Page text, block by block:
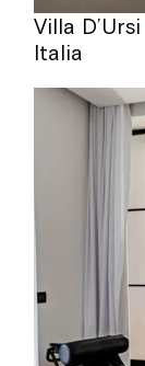
Villa
Italia